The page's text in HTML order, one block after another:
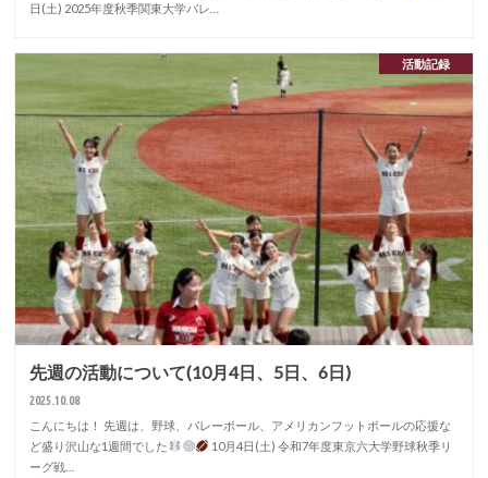
日(土) 2025年度秋季関東大学バレ…
活動記録
先週の活動について(10月4日、5日、6日)
2025.10.08
こんにちは！ 先週は、野球、バレーボール、アメリカンフットボールの応援な
ど盛り沢山な1週間でした
10月4日(土) 令和7年度東京六大学野球秋季リ
ーグ戦…